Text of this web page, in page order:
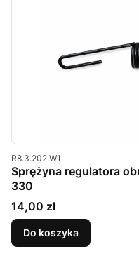
Kod produktu
R8.3.202.W1
Sprężyna regulatora
330
Cena
14,00 zł
Do koszyka